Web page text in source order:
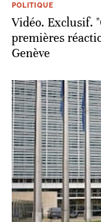
POLITIQUE
Vidéo. Exclusif.
premières
Genève